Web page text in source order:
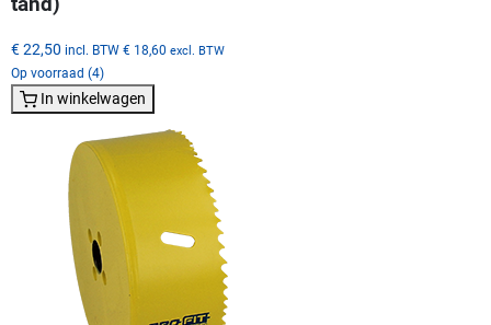
€ 22,50 incl. BTW € 18,60 excl. BTW
Op voorraad (4)
In winkelwagen